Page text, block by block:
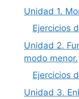
Unidad 1.
Ejercicios
Unidad 2.
modo menor.
Ejercicios
Unidad 3.